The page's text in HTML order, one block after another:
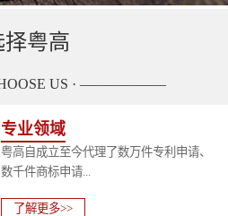
择粤高
US · ——————
专业领域
粤高自成立至今代理了数万件专利申请、
数千件商标申请...
了解更多>>